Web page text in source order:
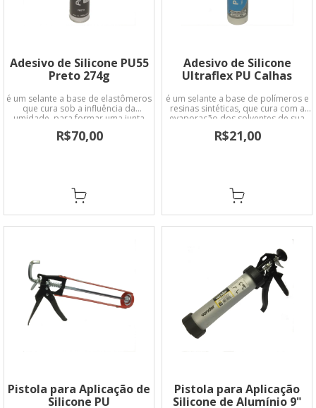
Adesivo de Silicone PU55
Preto 274g
é um selante a base de elastômeros
que cura sob a influência da
umidade, para formar uma junta
flexível e resistente, com boa
aderência sobre a maioria dos
R$70,00
Adesivo de Silicone
Ultraflex PU Calhas
é um selante a base de polímeros e
resinas sintéticas, que cura com a
evaporação dos solventes de sua
formulação.
R$21,00
Pistola para Aplicação de
Silicone PU
Pistola para Aplicação
Silicone de Alumínio 9"